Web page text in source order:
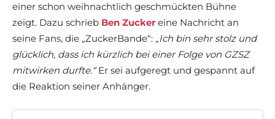
einer schon weihnachtlich geschmückten Bühne
zeigt. Dazu schrieb Ben Zucker eine Nachricht an
seine Fans, die „ZuckerBande“: „Ich bin sehr stolz und
glücklich, dass ich kürzlich bei einer Folge von GZSZ
mitwirken durfte.“Er sei aufgeregt und gespannt auf
die Reaktion seiner Anhänger.